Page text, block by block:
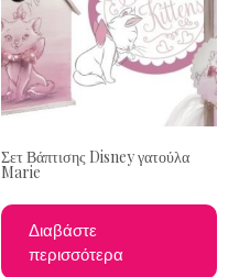
Σετ Βάπτισης Disney γατούλα
Marie
Διαβάστε
περισσότερα